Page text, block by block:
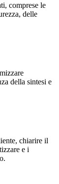
comprese le
delle
della sintesi e
chiarire il
e i